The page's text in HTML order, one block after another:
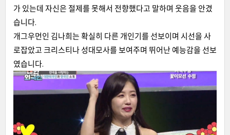
가 있는데 자신은 절제를 못해서 전향했다고 말하며 웃음을 안겼
습니다.
개그우먼인 김나희는 확실히 다른 개인기를 선보이며 시선을 사
로잡았고 크리스티나 성대모사를 보여주며 뛰어난 예능감을 선보
였습니다.